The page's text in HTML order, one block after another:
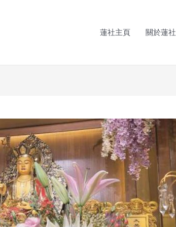
蓮社主頁 關於蓮社